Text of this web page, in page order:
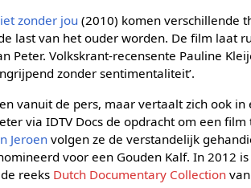
zonder jou (2010) komen verschillende
last van het ouder worden. De film laat
Peter. Volkskrant-recensente Pauline
zonder sentimentaliteit’.
vanuit de pers, maar vertaalt zich ook in
via IDTV Docs de opdracht om een
Jeroenvolgen ze de verstandelijk
voor een Gouden Kalf. In 2012
reeks Dutch Documentary Collection van